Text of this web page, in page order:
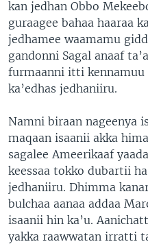
kan jedhan Obbo
guraagee bahaa haaraa
jedhamee waamamu
gandonni Sagal anaaf
furmaanni itti kennamuu
ka’edhas jedhaniiru.
Namni biraan nageenya
maqaan isaanii akka
sagalee Ameerikaaf
keessaa tokko dubartii
jedhaniiru. Dhimma
bulchaa aanaa addaa
isaanii hin ka’u.
yakka raawwatan irratti